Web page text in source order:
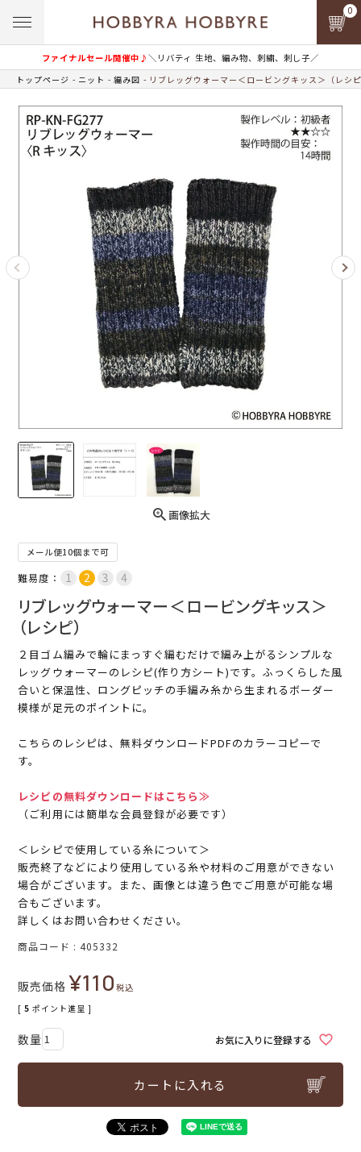
ファイナルセール開催中♪＼リバティ 生地、編み物、刺繍、刺し子／
0
トップページ ニット 編み図 リブレッグウォーマー＜ロービングキッス＞（レシ
画像拡大
メール便10個まで可
難易度：
リブレッグウォーマー＜ロービングキッス＞
（レシピ）
２目ゴム編みで輪にまっすぐ編むだけで編み上がるシンプルな
レッグウォーマーのレシピ(作り方シート)です。ふっくらした風
合いと保温性、ロングピッチの手編み糸から生まれるボーダー
模様が足元のポイントに。
こちらのレシピは、無料ダウンロードPDFのカラーコピーで
す。
レシピの無料ダウンロードはこちら≫
（ご利用には簡単な会員登録が必要です）
＜レシピで使用している糸について＞
販売終了などにより使用している糸や材料のご用意ができない
場合がございます。また、画像とは違う色でご用意が可能な場
合もございます。
詳しくはお問い合わせください。
商品コード 405332
販売価格 ¥110税込
[ 5 ポイント進呈 ]
お気に入りに登録する
カートに入れる